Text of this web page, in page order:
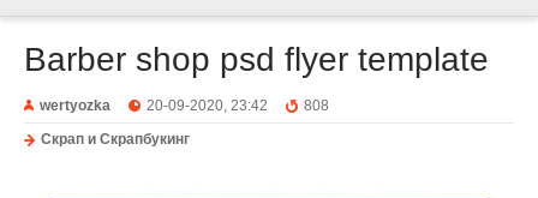
Barber shop psd flyer template
wertyozka 20-09-2020, 23:42
808
Скрап и Скрапбукинг